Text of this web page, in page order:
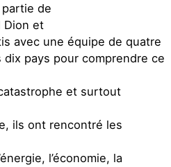
partie de
Dion et
avec une équipe de quatre
pays pour comprendre ce
et surtout
ils ont rencontré les
l’économie, la